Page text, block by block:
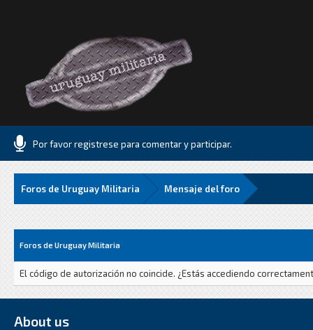
Por favor registrese para comentar y participar.
Foros de Uruguay Militaria Mensaje del foro
Foros de Uruguay Militaria
El código de autorización no coincide. ¿Estás accediendo
About us